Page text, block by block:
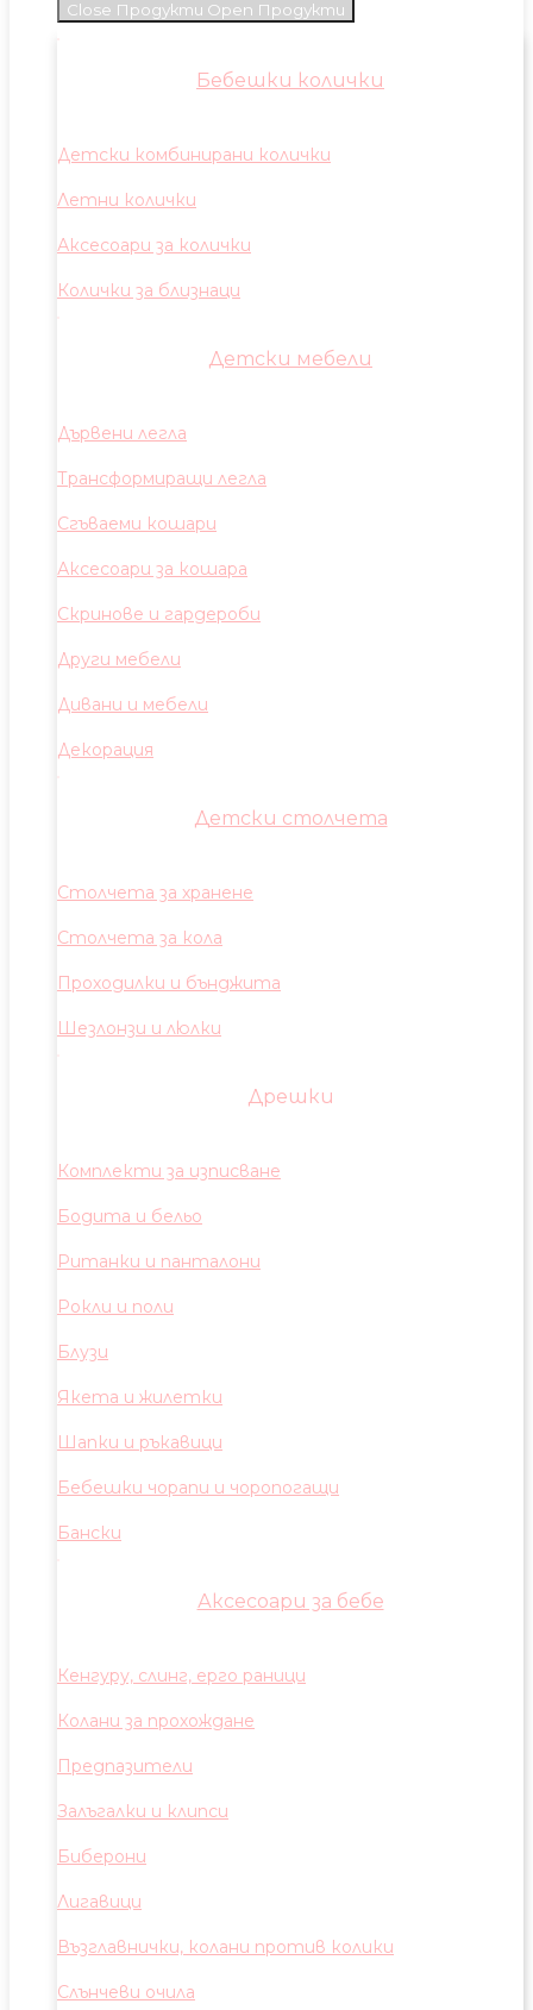
Close Продукти Open Продукти
Бебешки колички
Детски комбинирани колички
Летни колички
Аксесоари за колички
Колички за близнаци
Детски мебели
Дървени легла
Трансформиращи легла
Сгъваеми кошари
Аксесоари за кошара
Скринове и гардероби
Други мебели
Дивани и мебели
Декорация
Детски столчета
Столчета за хранене
Столчета за кола
Проходилки и бънджита
Шезлонзи и люлки
Дрешки
Комплекти за изписване
Бодита и бельо
Ританки и панталони
Рокли и поли
Блузи
Якета и жилетки
Шапки и ръкавици
Бебешки чорапи и чоропогащи
Бански
Аксесоари за бебе
Кенгуру, слинг, ерго раници
Колани за прохождане
Предпазители
Залъгалки и клипси
Биберони
Лигавици
Възглавнички, колани против колики
Слънчеви очила